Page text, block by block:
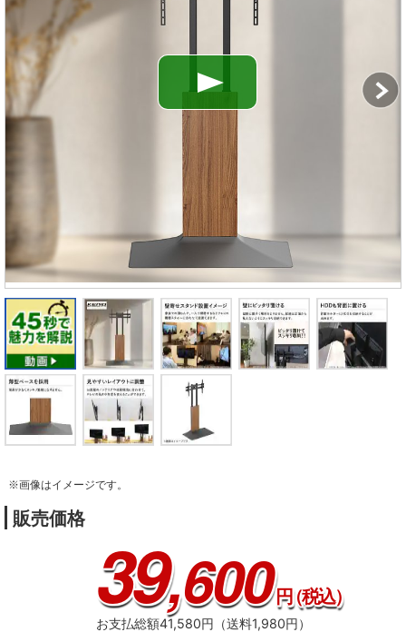
※画像はイメージです。
販売価格
39,600円（税込）
お支払総額41,580円（送料1,980円）